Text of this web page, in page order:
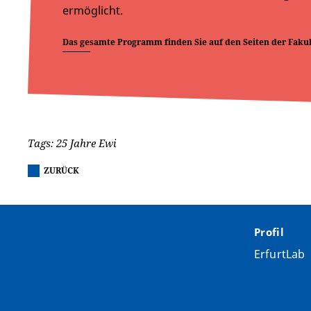
ermöglicht.
Das gesamte Programm finden Sie auf den Seiten der
Tags: 25 Jahre Ewi
ZURÜCK
Profil
ErfurtLab